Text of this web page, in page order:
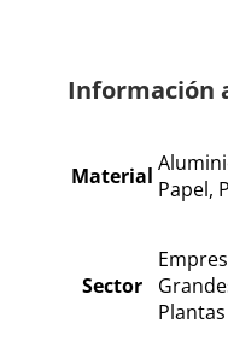
Información
Material Papel,
Sector